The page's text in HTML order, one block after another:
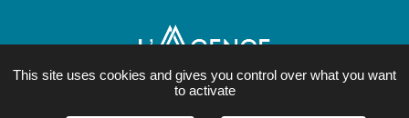
This site uses cookies and gives you control over what you want
to activate